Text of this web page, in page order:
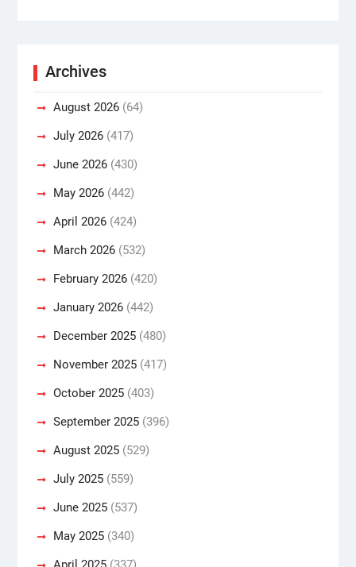
Archives
August 2026(64)
July 2026(417)
June 2026(430)
May 2026(442)
April 2026(424)
March 2026(532)
February 2026(420)
January 2026(442)
December 2025(480)
November 2025(417)
October 2025(403)
September 2025(396)
August 2025(529)
July 2025(559)
June 2025(537)
May 2025(340)